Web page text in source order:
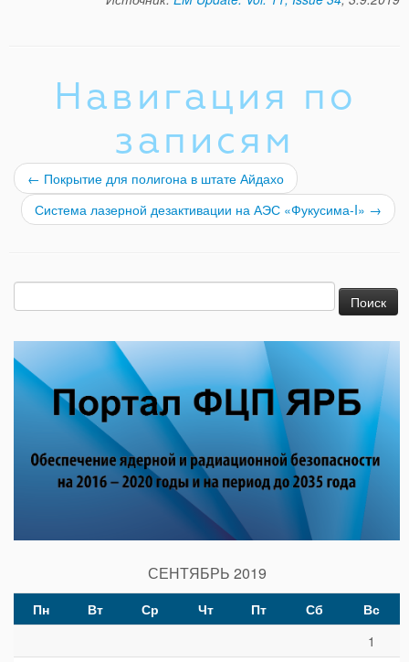
Навигация по
записям
← Покрытие для полигона в штате Айдахо
Система лазерной дезактивации на АЭС «Фукусима-I» →
СЕНТЯБРЬ 2019
Пн Вт Ср Чт Пт Сб
Вс
1